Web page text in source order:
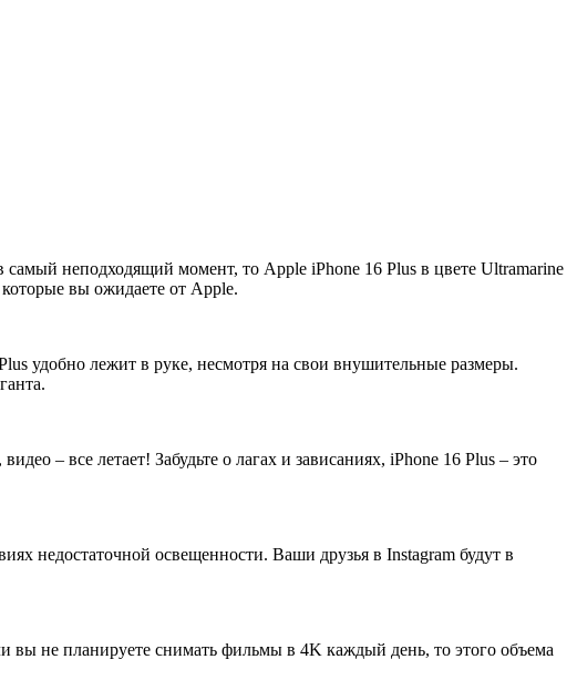
самый неподходящий момент, то Apple iPhone 16 Plus в цвете Ultramarine
вы ожидаете от Apple.
удобно лежит в руке, несмотря на свои внушительные размеры.
– все летает! Забудьте о лагах и зависаниях, iPhone 16 Plus – это
недостаточной освещенности. Ваши друзья в Instagram будут в
вы не планируете снимать фильмы в 4K каждый день, то этого объема